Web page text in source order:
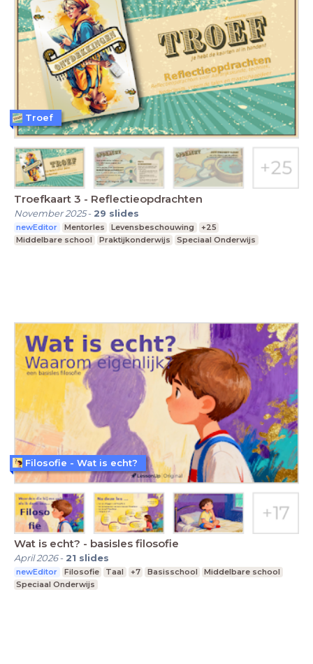
Troefkaart 3 - Reflectieopdrachten
November 2025- 29 slides
newEditor Mentorles Levensbeschouwing
+25
Middelbare school
Praktijkonderwijs Speciaal Onderwijs
Troef
Wat is echt? - basisles filosofie
April 2026- 21 slides
newEditor Filosofie Taal +7 Basisschool
Middelbare school
Speciaal Onderwijs
Filosofie - Wat is echt?